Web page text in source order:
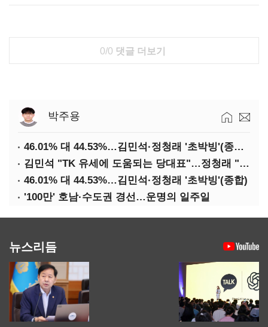
0/0 댓글 더보기
박주용
46.01% 대 44.53%…김민석·정청래 '초박빙'(종합 2보)
김민석 "TK 유세에 도움되는 당대표"…정청래 "벌써 대표된 양 당직 배분"
46.01% 대 44.53%…김민석·정청래 '초박빙'(종합)
'100만' 호남·수도권 경선…운명의 일주일
뉴스리듬